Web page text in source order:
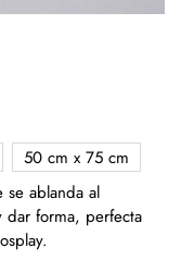
50 cm x 75 cm
se ablanda al
dar forma, perfecta